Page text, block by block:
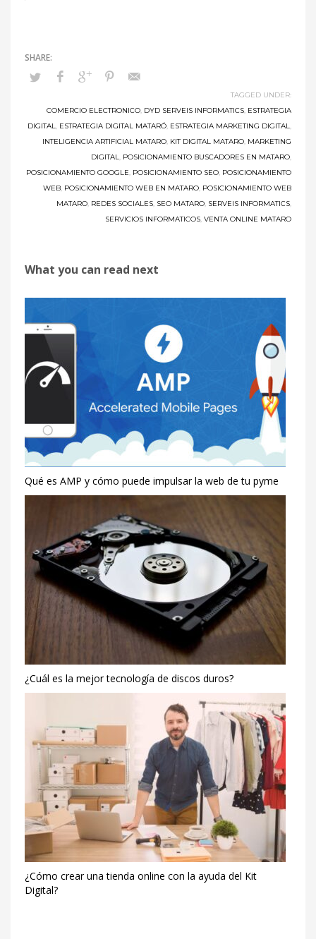
Article
un
web
En
te
enseñamos
cómo
puedes
servicio
que
ayude
tus
clientes
a
dudas
negocio
online:
chat.
Author
acelerapyme.gob.es
Publisher
Name
DYD
TAGGED UNDER:
COMERCIO ELECTRONICO, DYD SERVEIS INFORMATICS, ESTRATEGIA
DIGITAL, ESTRATEGIA DIGITAL MATARÓ, ESTRATEGIA MARKETING DIGITAL,
INTELIGENCIA ARTIFICIAL MATARO, KIT DIGITAL MATARO, MARKETING
DIGITAL, POSICIONAMIENTO BUSCADORES EN MATARO,
POSICIONAMIENTO GOOGLE, POSICIONAMIENTO SEO, POSICIONAMIENTO
WEB, POSICIONAMIENTO WEB EN MATARO, POSICIONAMIENTO WEB
MATARO, REDES SOCIALES, SEO MATARO, SERVEIS INFORMATICS,
SERVICIOS INFORMATICOS, VENTA ONLINE MATARO
What you can read next
Qué es AMP y cómo puede impulsar la web de tu pyme
¿Cuál es la mejor tecnología de discos duros?
¿Cómo crear una tienda online con la ayuda del Kit
Digital?